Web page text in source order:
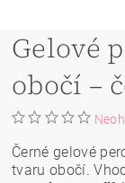
Gelové
obočí –
Černé gelové
tvaru obočí.